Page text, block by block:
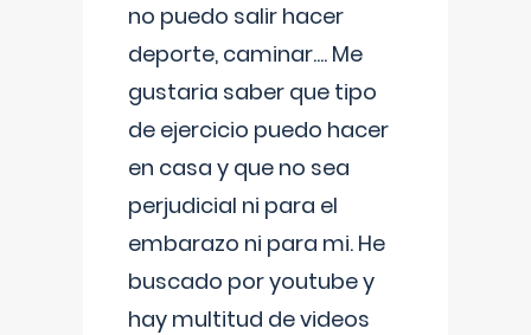
no puedo salir hacer
deporte, caminar.... Me
gustaria saber que tipo
de ejercicio puedo hacer
en casa y que no sea
perjudicial ni para el
embarazo ni para mi. He
buscado por youtube y
hay multitud de videos